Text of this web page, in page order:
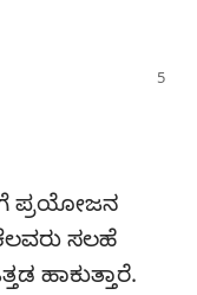
ಪ್ರಯೋಜನ
ಸಲಹೆ
ಹಾಕುತ್ತಾರೆ.